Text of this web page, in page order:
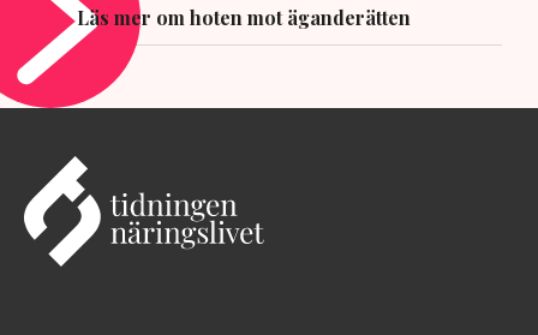
Läs mer om hoten mot äganderätten